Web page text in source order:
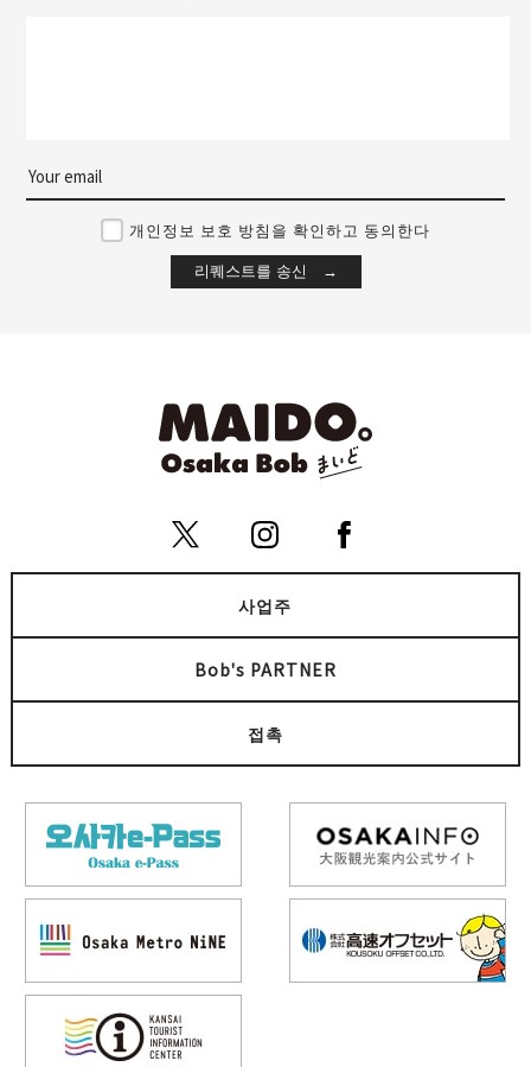
개인정보 보호 방침을 확인하고 동의한다
사업주
Bob's PARTNER
접촉